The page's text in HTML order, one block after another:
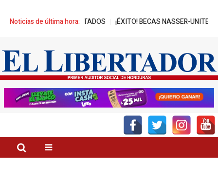
Noticias de última hora:
REPRESA A DIPUTADOS ¡ÉXITO! BECAS NASSER-UNITEC